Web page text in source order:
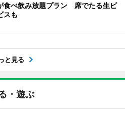
食べ飲み放題プラン 席でたる生ビ
スも
と見る
・遊ぶ